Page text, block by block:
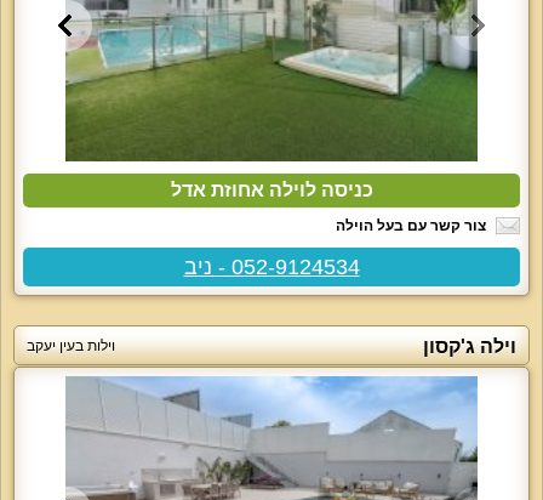
כניסה לוילה אחוזת אדל
צור קשר עם בעל הוילה
052-9124534 - ניב
וילה ג'קסון וילות בעין יעקב